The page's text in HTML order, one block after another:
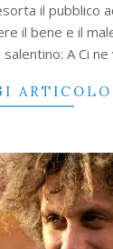
il pubblico
il bene e il
A Ci
ARTICOLO